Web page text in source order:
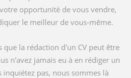
opportunité de vous vendre,
le meilleur de vous-même.
que la rédaction d'un CV peut être
n'avez jamais eu à en rédiger un
pas, nous sommes là